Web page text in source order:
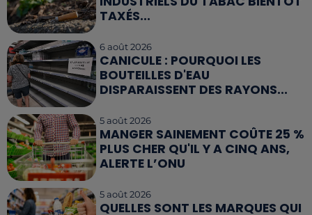
TAXÉS...
6 août 2026
CANICULE : POURQUOI LES
BOUTEILLES D'EAU
DISPARAISSENT DES RAYONS...
5 août 2026
MANGER SAINEMENT COÛTE 25 %
PLUS CHER QU'IL Y A CINQ ANS,
ALERTE L’ONU
5 août 2026
QUELLES SONT LES MARQUES QUI